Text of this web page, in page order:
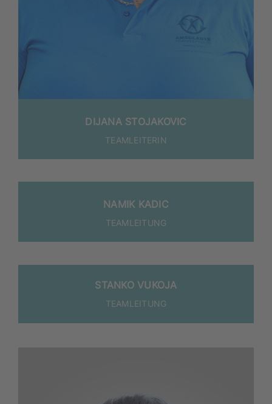
DIJA­NA STOJAKOVIC
TEAM­LEI­TE­RIN
NAMIK KADIC
TEAM­LEI­TUNG
STANKO VUKOJA
TEAMLEITUNG